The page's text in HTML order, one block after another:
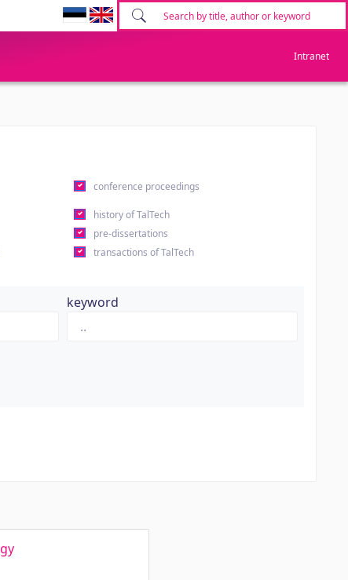
Intranet
conference proceedings
history of TalTech
pre-dissertations
transactions of TalTech
keyword